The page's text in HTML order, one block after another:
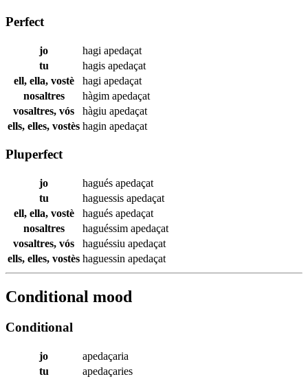
Perfect
jo hagi apedaçat
tu
hagis apedaçat
ell, ella, vostè
hagi apedaçat
nosaltres
hàgim apedaçat
vosaltres, vós
hàgiu apedaçat
ells, elles, vostès hagin apedaçat
Pluperfect
jo hagués apedaçat
tu
haguessis apedaçat
ell, ella, vostè
hagués apedaçat
nosaltres
haguéssim apedaçat
vosaltres, vós
haguéssiu apedaçat
ells, elles, vostès haguessin apedaçat
Conditional mood
Conditional
jo
apedaçaria
tu
apedaçaries